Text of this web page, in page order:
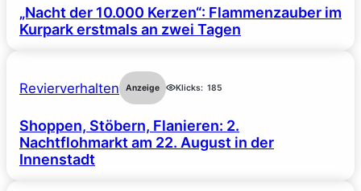
„Nacht der 10.000 Kerzen“: Flammenzauber im
Kurpark erstmals an zwei Tagen
Revierverhalten Anzeige Klicks: 185
Shoppen, Stöbern, Flanieren: 2.
Nachtflohmarkt am 22. August in der
Innenstadt